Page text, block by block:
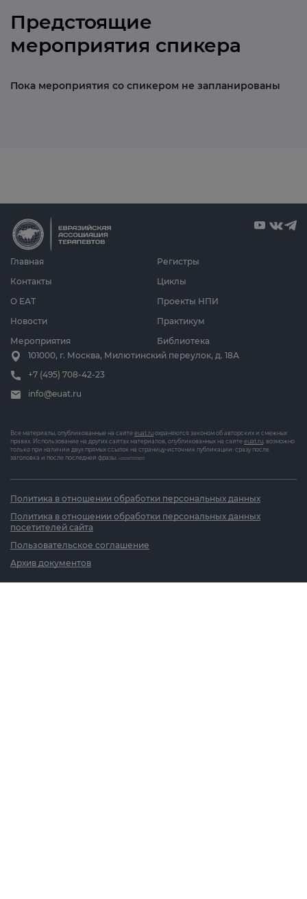
Предстоящие
мероприятия спикера
Пока мероприятия со спикером не запланированы
Главная
О ЕАТ
Новости
Мероприятия
Циклы
Проекты НПИ
Практикум
Библиотека
Регистры
Контакты
101000, г. Москва, Милютинский переулок, д. 18А
+7 (495) 708-42-23
info@euat.ru
Все материалы, опубликованные на сайте euat.ru охраняются законом об авторских и смежных
правах. Использование на других сайтах материалов, опубликованных на сайте euat.ru, возможно
только при наличии двух прямых ссылок на страницу-источник публикации: сразу после
заголовка и после последней фразы. v202607031833
Политика в отношении обработки персональных данных
Политика в отношении обработки персональных данных
посетителей сайта
Пользовательское соглашение
Архив документов